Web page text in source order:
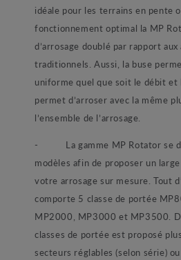
idéale pour les terrains en pente
fonctionnement optimal la MP
d’arrosage doublé par rapport
traditionnels. Aussi, la buse
uniforme quel que soit le débit
permet d’arroser avec la même
l’ensemble de l’arrosage.
- La gamme MP Rotator se
modèles afin de proposer un
votre arrosage sur mesure. Tout
comporte 5 classe de portée
MP2000, MP3000 et MP3500.
classes de portée est proposé
secteurs réglables (selon série)